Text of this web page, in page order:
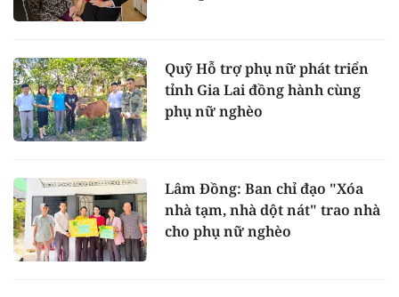
Quỹ Hỗ trợ phụ nữ phát triển
tỉnh Gia Lai đồng hành cùng
phụ nữ nghèo
Lâm Đồng: Ban chỉ đạo "Xóa
nhà tạm, nhà dột nát" trao nhà
cho phụ nữ nghèo